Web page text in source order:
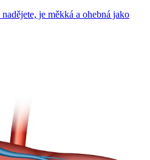
je měkká a ohebná jako